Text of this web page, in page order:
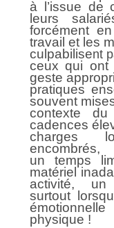
à l’issue de
leurs
forcément
travail et les
culpabilisent
ceux qui ont
geste
pratiques
souvent
contexte
cadences
charges
encombrés,
un temps
matériel
activité, un
surtout
physique !